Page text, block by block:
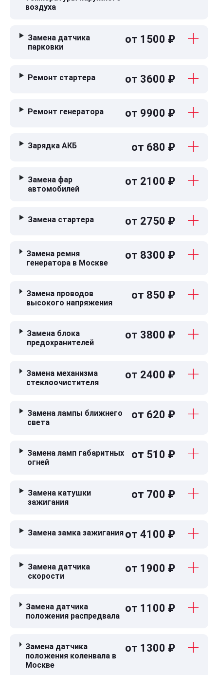
воздуха
Замена датчика
парковки
от 1500 ₽
Ремонт стартера от 3600 ₽
Ремонт генератора от 9900 ₽
Зарядка АКБ от 680 ₽
Замена фар
автомобилей
от 2100 ₽
Замена стартера от 2750 ₽
Замена ремня
генератора в Москве
от 8300 ₽
Замена проводов
высокого напряжения
от 850 ₽
Замена блока
предохранителей
от 3800 ₽
Замена механизма
стеклоочистителя
от 2400 ₽
Замена лампы ближнего
света
от 620 ₽
Замена ламп габаритных
огней
от 510 ₽
Замена катушки
зажигания
от 700 ₽
Замена замка зажигания от 4100 ₽
Замена датчика
скорости
от 1900 ₽
Замена датчика
положения распредвала
от 1100 ₽
Замена датчика
положения коленвала в
Москве
от 1300 ₽